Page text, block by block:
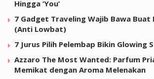
Hingga ‘You’
7 Gadget Traveling Wajib Bawa
(Anti Lowbat)
7 Jurus Pilih Pelembap Bikin Glowing
Azzaro The Most Wanted: Parfum
Memikat dengan Aroma Melenakan